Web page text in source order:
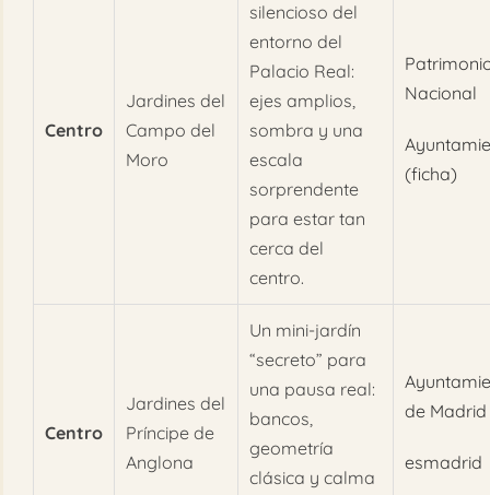
Centro
Jardines del
Campo del
Moro
silencioso del
entorno del
Palacio Real:
ejes amplios,
sombra y una
escala
sorprendente
para estar tan
cerca del
centro.
Nacional
(ficha)
Centro
Jardines del
Príncipe de
Anglona
Un mini-jardín
“secreto” para
una pausa real:
bancos,
geometría
clásica y calma
de Madrid
esmadrid